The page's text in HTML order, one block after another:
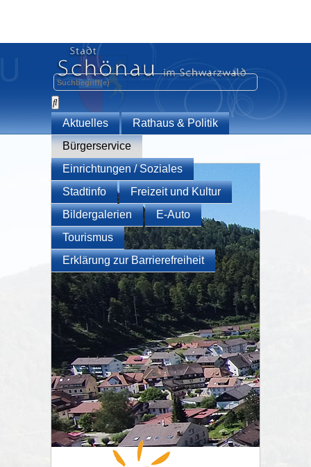
Aktuelles
Rathaus & Politik
Bürgerservice
Einrichtungen / Soziales
Stadtinfo
Freizeit und Kultur
Bildergalerien
E-Auto
Tourismus
Erklärung zur Barrierefreiheit